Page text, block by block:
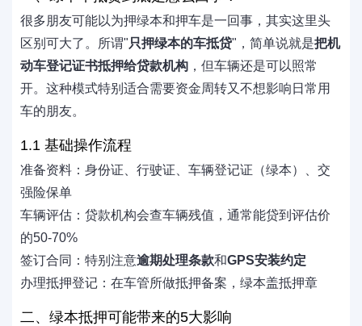
很多朋友可能以为押绿本和押车是一回事，其实这里头
区别可大了。所谓"只押绿本的车抵贷"，简单说就是把机
动车登记证书抵押给贷款机构 ，但车辆还是可以照常
开。这种模式特别适合需要资金周转又不想影响日常用
车的朋友。
1.1 基础操作流程
准备资料：身份证、行驶证、车辆登记证（绿本）、交
强险保单
车辆评估：贷款机构会查车辆残值，通常能贷到评估价
的50-70%
签订合同：特别注意逾期处理条款和GPS安装约定
办理抵押登记：在车管所做抵押备案，绿本盖抵押章
二、绿本抵押可能带来的5大影响